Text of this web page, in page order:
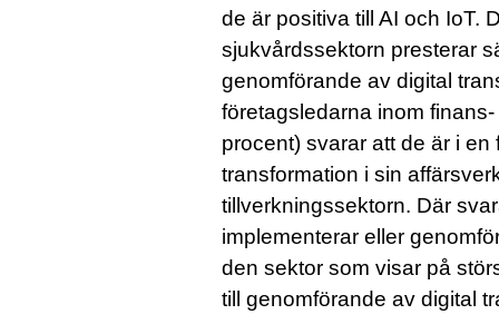
de är positiva till AI och IoT.
sjukvårdssektorn presterar
genomförande av digital
företagsledarna inom
procent) svarar att de är i
transformation i sin
tillverkningssektorn. Där
implementerar eller
den sektor som visar på
till genomförande av digital